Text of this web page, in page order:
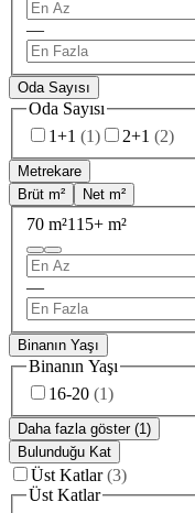
—
Oda Sayısı
Oda Sayısı
1+1 (1) 2+1 (2)
Metrekare
Brüt m²
Net m²
70 m²115+ m²
—
Binanın Yaşı
Binanın Yaşı
16-20 (1)
Daha fazla göster (1)
Bulunduğu Kat
Üst Katlar (3)
Üst Katlar